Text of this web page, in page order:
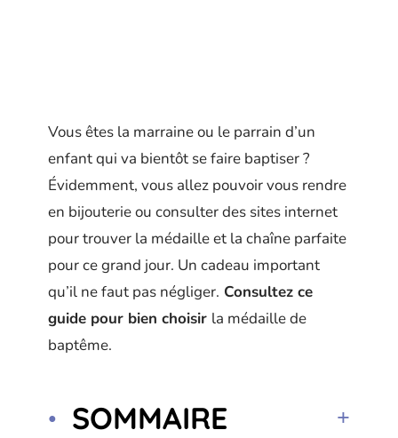
Vous êtes la marraine ou le parrain d’un
enfant qui va bientôt se faire baptiser ?
Évidemment, vous allez pouvoir vous rendre
en bijouterie ou consulter des sites internet
pour trouver la médaille et la chaîne parfaite
pour ce grand jour. Un cadeau important
qu’il ne faut pas négliger. Consultez ce
guide pour bien choisir la médaille de
baptême.
SOMMAIRE